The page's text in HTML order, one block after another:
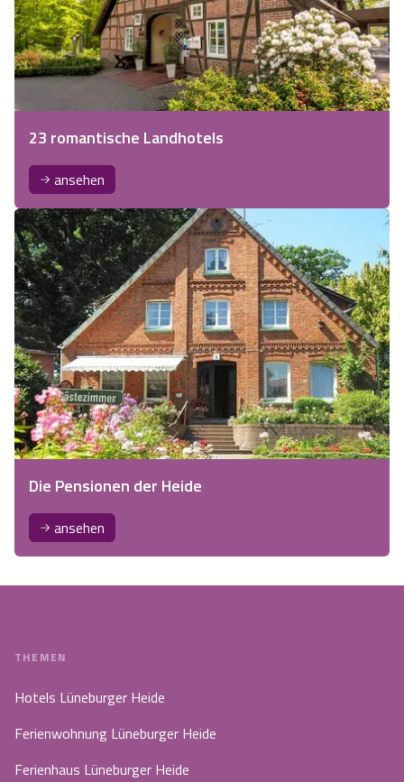
23 romantische Landhotels
ansehen
Die Pensionen der Heide
ansehen
THEMEN
Hotels Lüneburger Heide
Ferienwohnung Lüneburger Heide
Ferienhaus Lüneburger Heide